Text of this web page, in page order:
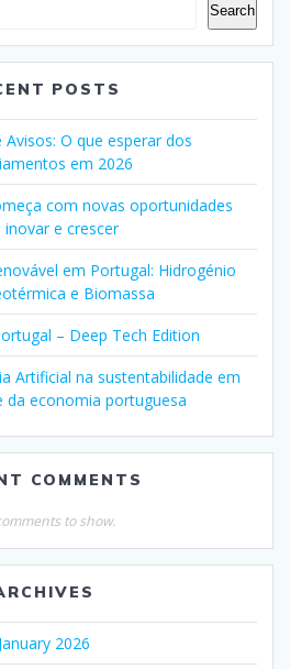
Search
POSTS
Avisos: O que esperar dos
em 2026
com novas oportunidades
inovar e crescer
em Portugal: Hidrogénio
e Biomassa
– Deep Tech Edition
Artificial na sustentabilidade em
da economia portuguesa
COMMENTS
to show.
January 2026